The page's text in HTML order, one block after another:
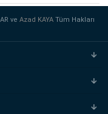
veAzad KAYATüm Hakları